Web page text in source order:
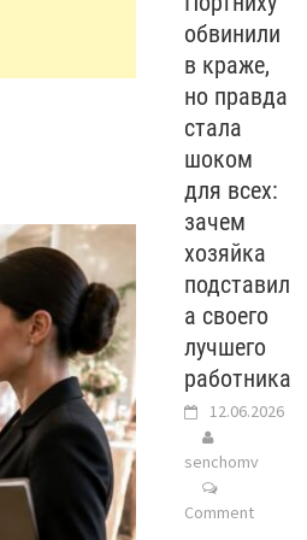
обвинили
в краже,
но правда
стала
шоком
для всех:
зачем
хозяйка
подставил
а своего
лучшего
работника
12.06.2026
senchomv
Comment